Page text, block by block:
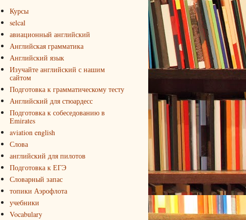
Курсы
selcal
авиационный английский
Английская грамматика
Английский язык
Изучайте английский с нашим
сайтом
Подготовка к грамматическому тесту
Английский для стюардесс
Подготовка к собеседованию в
Emirates
aviation english
Слова
английский для пилотов
Подготовка к ЕГЭ
Словарный запас
топики Аэрофлота
учебники
Vocabulary